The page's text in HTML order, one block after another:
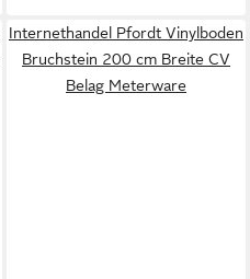
Internethandel Pfordt Vinylboden
Bruchstein 200 cm Breite CV
Belag Meterware